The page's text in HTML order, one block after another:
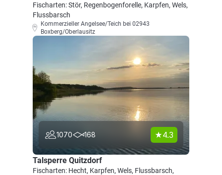
Fischarten: Stör, Regenbogenforelle, Karpfen, Wels,
Flussbarsch
Kommerzieller Angelsee/Teich bei 02943
Boxberg/Oberlausitz
1070 168 4.3
Talsperre Quitzdorf
Fischarten: Hecht, Karpfen, Wels, Flussbarsch,